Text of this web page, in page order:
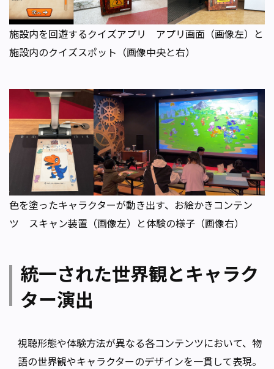
施設内を回遊するクイズアプリ アプリ画面（画像左）と
施設内のクイズスポット（画像中央と右）
色を塗ったキャラクターが動き出す、お絵かきコンテン
ツ スキャン装置（画像左）と体験の様子（画像右）
統一された世界観とキャラク
ター演出
視聴形態や体験方法が異なる各コンテンツにおいて、物
語の世界観やキャラクターのデザインを一貫して表現。